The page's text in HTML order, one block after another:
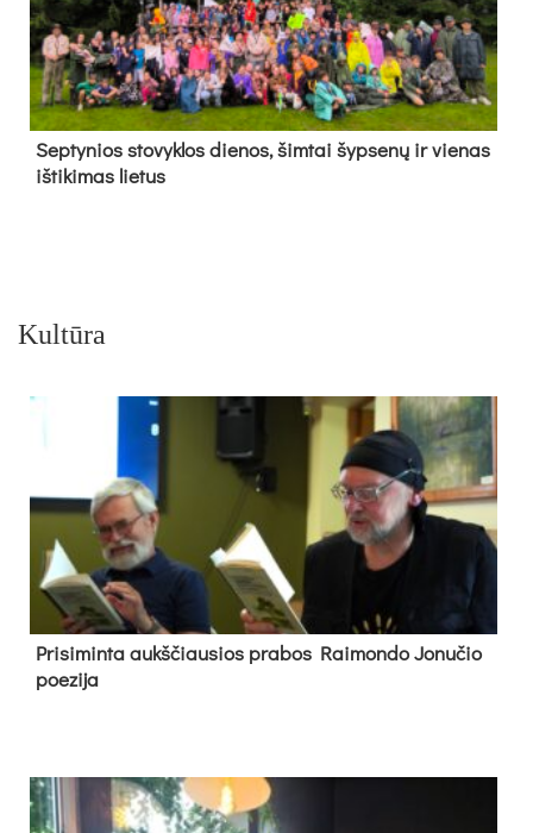
Sep­ty­nios sto­vyk­los die­nos, šim­tai šyp­se­nų ir vie­nas
iš­ti­ki­mas lie­tus
Kultūra
Pri­si­min­ta aukš­čiau­sios pra­bos Rai­mon­do Jo­nu­čio
poe­zi­ja